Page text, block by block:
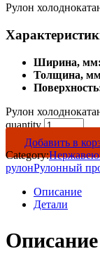
Рулон
Ширина, мм:
Толщина,
Рулон
quantity
Добавить в
Category:
рулонРулонный
Описание
Детали
Описание